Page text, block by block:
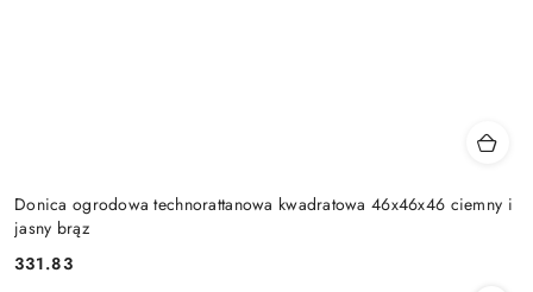
Donica ogrodowa technorattanowa kwadratowa 46x46x46 ciemny i
jasny brąz
Cena:
331.83